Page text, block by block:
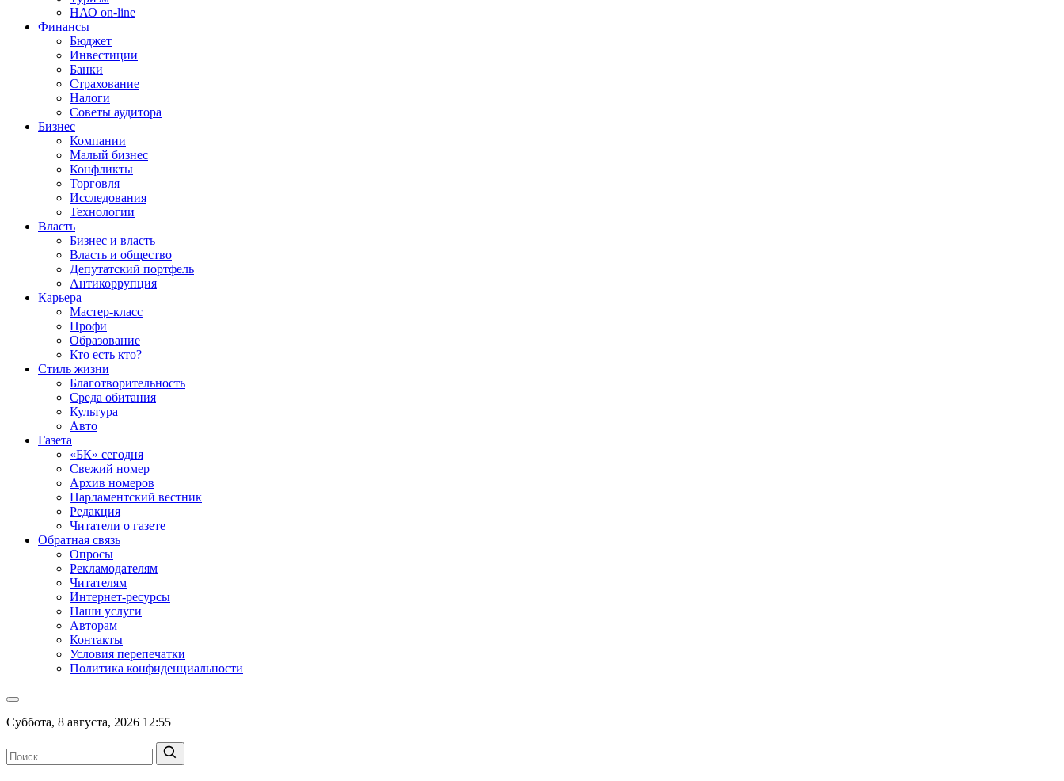
НАО on-line
Финансы
Бюджет
Инвестиции
Банки
Страхование
Налоги
Советы аудитора
Бизнес
Компании
Малый бизнес
Конфликты
Торговля
Исследования
Технологии
Власть
Бизнес и власть
Власть и общество
Депутатский портфель
Антикоррупция
Карьера
Мастер-класс
Профи
Образование
Кто есть кто?
Стиль жизни
Благотворительность
Среда обитания
Культура
Авто
Газета
«БК» сегодня
Свежий номер
Архив номеров
Парламентский вестник
Редакция
Читатели о газете
Обратная связь
Опросы
Рекламодателям
Читателям
Интернет-ресурсы
Наши услуги
Авторам
Контакты
Условия перепечатки
Политика конфиденциальности
Суббота, 8 августа, 2026 12:55